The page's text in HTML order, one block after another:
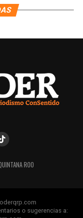
instante
de
ROO
o sugerencias a: